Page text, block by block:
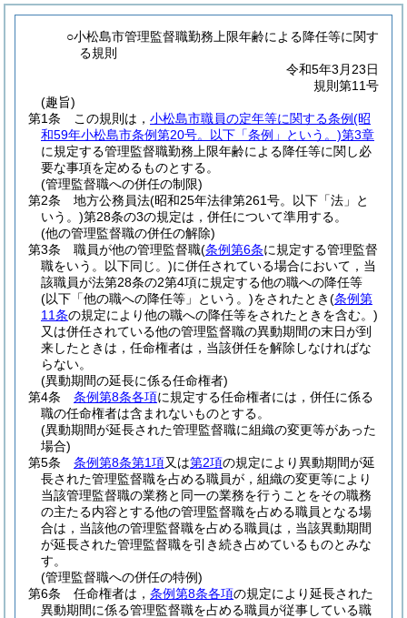
○小松島市管理監督職勤務上限年齢による降任等に関す
る規則
令和5年3月23日
規則第11号
(趣旨)
第1条
この規則は， 小松島市職員の定年等に関する条例(昭
和59年小松島市条例第20号。以下「条例」という。)第3章
に規定する管理監督職勤務上限年齢による降任等に関し必
要な事項を定めるものとする。
(管理監督職への併任の制限)
第2条
地方公務員法(昭和25年法律第261号。以下「法」と
いう。)第28条の3の規定は，併任について準用する。
(他の管理監督職の併任の解除)
第3条
職員が他の管理監督職(条例第6条に規定する管理監督
職をいう。以下同じ。)に併任されている場合において，当
該職員が法第28条の2第4項に規定する他の職への降任等
(以下「他の職への降任等」という。)をされたとき(条例第
11条の規定により他の職への降任等をされたときを含む。)
又は併任されている他の管理監督職の異動期間の末日が到
来したときは，任命権者は，当該併任を解除しなければな
らない。
(異動期間の延長に係る任命権者)
第4条
条例第8条各項に規定する任命権者には，併任に係る
職の任命権者は含まれないものとする。
(異動期間が延長された管理監督職に組織の変更等があった
場合)
第5条
条例第8条第1項又は第2項の規定により異動期間が延
長された管理監督職を占める職員が，組織の変更等により
当該管理監督職の業務と同一の業務を行うことをその職務
の主たる内容とする他の管理監督職を占める職員となる場
合は，当該他の管理監督職を占める職員は，当該異動期間
が延長された管理監督職を引き続き占めているものとみな
す。
(管理監督職への併任の特例)
第6条
任命権者は， 条例第8条各項の規定により延長された
異動期間に係る管理監督職を占める職員が従事している職